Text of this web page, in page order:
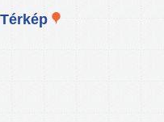
Térkép